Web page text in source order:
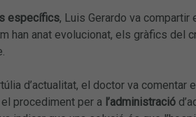
específics, Luis Gerardo va compartir
han anat evolucionat, els gràfics del
d’actualitat, el doctor va comentar
procediment per a l’administració